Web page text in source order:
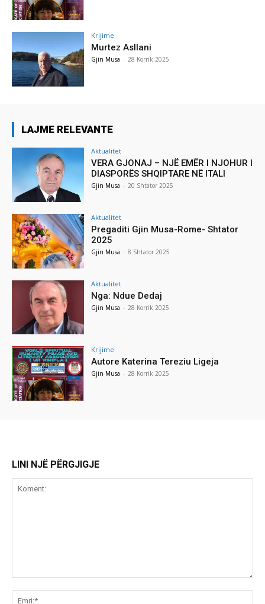
Krijime
Murtez Asllani
Gjin Musa - 28 Korrik 2025
LAJME RELEVANTE
Aktualitet
VERA GJONAJ – NJË EMËR I NJOHUR I
DIASPORËS SHQIPTARE NË ITALI
Gjin Musa - 20 Shtator 2025
Aktualitet
Pregaditi Gjin Musa-Rome- Shtator
2025
Gjin Musa - 8 Shtator 2025
Aktualitet
Nga: Ndue Dedaj
Gjin Musa - 28 Korrik 2025
Krijime
Autore Katerina Tereziu Ligeja
Gjin Musa - 28 Korrik 2025
LINI NJË PËRGJIGJE